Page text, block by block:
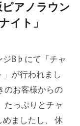
ピアノラウン
イト」
ジB♭にて「チャ
が行われまし
のお客様からの
たっぷりとチャ
ましたし、 休